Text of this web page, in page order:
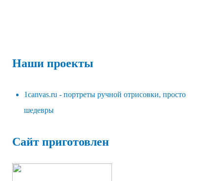
Наши проекты
1canvas.ru - портреты ручной отрисовки, просто
шедевры
Сайт приготовлен